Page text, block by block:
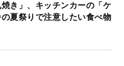
き」、キッチンカーの「ケ
夏祭りで注意したい食べ物